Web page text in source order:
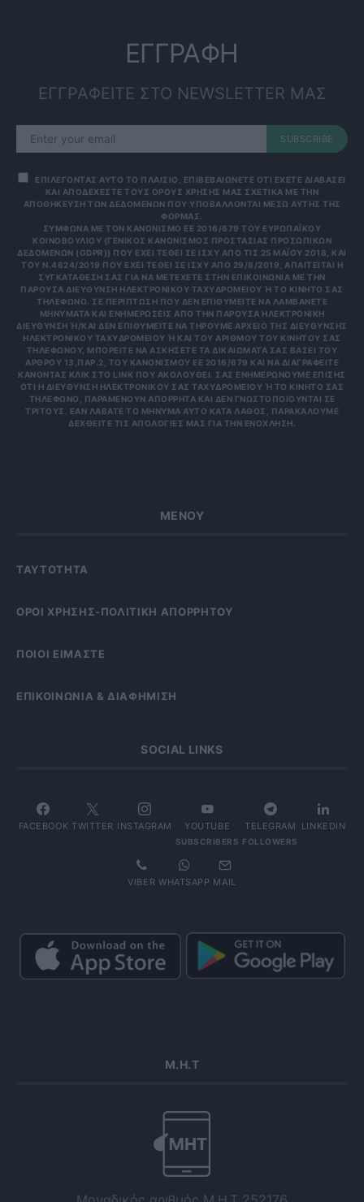
ΕΓΓΡΑΦΗ
ΕΓΓΡΑΦΕΙΤΕ ΣΤΟ NEWSLETTER ΜΑΣ
SUBSCRIBE
ΕΠΙΛΕΓΟΝΤΑΣ ΑΥΤΟ ΤΟ ΠΛΑΙΣΙΟ, ΕΠΙΒΕΒΑΙΩΝΕΤΕ ΟΤΙ ΕΧΕΤΕ ΔΙΑΒΑΣΕΙ
ΚΑΙ ΑΠΟΔΕΧΕΣΤΕ ΤΟΥΣ ΟΡΟΥΣ ΧΡΗΣΗΣ ΜΑΣ ΣΧΕΤΙΚΑ ΜΕ ΤΗΝ
ΑΠΟΘΗΚΕΥΣΗ ΤΩΝ ΔΕΔΟΜΕΝΩΝ ΠΟΥ ΥΠΟΒΑΛΛΟΝΤΑΙ ΜΕΣΩ ΑΥΤΗΣ ΤΗΣ
ΦΟΡΜΑΣ.
ΣΎΜΦΩΝΑ ΜΕ ΤΟΝ ΚΑΝΟΝΙΣΜΌ ΕΕ 2016/679 ΤΟΥ ΕΥΡΩΠΑΪΚΟΎ
ΚΟΙΝΟΒΟΥΛΊΟΥ {ΓΕΝΙΚΌΣ ΚΑΝΟΝΙΣΜΌΣ ΠΡΟΣΤΑΣΊΑΣ ΠΡΟΣΩΠΙΚΏΝ
ΔΕΔΟΜΈΝΩΝ (GDPR)} ΠΟΥ ΈΧΕΙ ΤΕΘΕΊ ΣΕ ΙΣΧΎ ΑΠΌ ΤΙΣ 25 ΜΑΪ́ΟΥ 2018, ΚΑΙ
ΤΟΥ Ν.4624/2019 ΠΟΥ ΈΧΕΙ ΤΕΘΕΊ ΣΕ ΙΣΧΎ ΑΠΌ 29/8/2019, ΑΠΑΙΤΕΊΤΑΙ Η
ΣΥΓΚΑΤΆΘΕΣΉ ΣΑΣ ΓΙΑ ΝΑ ΜΕΤΈΧΕΤΕ ΣΤΗΝ ΕΠΙΚΟΙΝΩΝΊΑ ΜΕ ΤΗΝ
ΠΑΡΟΎΣΑ ΔΙΕΎΘΥΝΣΗ ΗΛΕΚΤΡΟΝΙΚΟΎ ΤΑΧΥΔΡΟΜΕΊΟΥ Ή ΤΟ ΚΙΝΗΤΌ ΣΑΣ Τ
ΗΛΈΦΩΝΟ. ΣΕ ΠΕΡΊΠΤΩΣΗ ΠΟΥ ΔΕΝ ΕΠΙΘΥΜΕΊΤΕ ΝΑ ΛΑΜΒΆΝΕΤΕ Μ
ΗΝΎΜΑΤΑ ΚΑΙ ΕΝΗΜΕΡΏΣΕΙΣ ΑΠΌ ΤΗΝ ΠΑΡΟΎΣΑ ΗΛΕΚΤΡΟΝΙΚΉ Δ
ΙΕΎΘΥΝΣΗ Ή/ΚΑΙ ΔΕΝ ΕΠΙΘΥΜΕΊΤΕ ΝΑ ΤΗΡΟΎΜΕ ΑΡΧΕΊΟ ΤΗΣ ΔΙΕΎΘΥΝΣΗΣ ΗΛ
ΕΚΤΡΟΝΙΚΟΎ ΤΑΧΥΔΡΟΜΕΊΟΥ Ή ΚΑΙ ΤΟΥ ΑΡΙΘΜΟΎ ΤΟΥ ΚΙΝΗΤΟΎ ΣΑΣ ΤΗΛ
ΕΦΏΝΟΥ, ΜΠΟΡΕΊΤΕ ΝΑ ΑΣΚΉΣΕΤΕ ΤΑ ΔΙΚΑΙΏΜΑΤΆ ΣΑΣ ΒΆΣΕΙ ΤΟΥ ΆΡΘ
ΡΟΥ 13,ΠΑΡ.2, ΤΟΥ ΚΑΝΟΝΙΣΜΟΎ ΕΕ 2016/679 ΚΑΙ ΝΑ ΔΙΑΓΡΑΦΕΊΤΕ ΚΆΝ
ΟΝΤΑΣ ΚΛΙΚ ΣΤΟ LINK ΠΟΥ ΑΚΟΛΟΥΘΕΊ. ΣΑΣ ΕΝΗΜΕΡΏΝΟΥΜΕ ΕΠΊΣΗΣ ΌΤΙ
Η ΔΙΕΎΘΥΝΣΗ ΗΛΕΚΤΡΟΝΙΚΟΎ ΣΑΣ ΤΑΧΥΔΡΟΜΕΊΟΥ Ή ΤΟ ΚΙΝΗΤΌ ΣΑΣ ΤΗΛΈ
ΦΩΝΟ, ΠΑΡΑΜΈΝΟΥΝ ΑΠΌΡΡΗΤΑ ΚΑΙ ΔΕΝ ΓΝΩΣΤΟΠΟΙΟΎΝΤΑΙ ΣΕ ΤΡΊΤ
ΟΥΣ. ΕΆΝ ΛΆΒΑΤΕ ΤΟ ΜΉΝΥΜΑ ΑΥΤΌ ΚΑΤΆ ΛΆΘΟΣ, ΠΑΡΑΚΑΛΟΎΜΕ ΔΕΧΘ
ΕΊΤΕ ΤΙΣ ΑΠΟΛΟΓΊΕΣ ΜΑΣ ΓΙΑ ΤΗΝ ΕΝΌΧΛΗΣΗ.
ΜΕΝΟΥ
ΤΑΥΤΟΤΗΤΑ
OΡΟΙ ΧΡΗΣΗΣ-ΠΟΛΙΤΙΚΗ ΑΠΟΡΡΗΤΟΥ
ΠΟΙΟΙ ΕΙΜΑΣΤΕ
ΕΠΙΚΟΙΝΩΝΙΑ & ΔΙΑΦΗΜΙΣΗ
SOCIAL LINKS
FACEBOOK TWITTER INSTAGRAM YOUTUBE
SUBSCRIBERS
TELEGRAM
FOLLOWERS
LINKEDIN
VIBER WHATSAPP MAIL
Μ.Η.Τ